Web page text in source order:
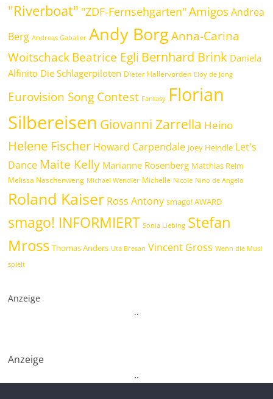
"Riverboat" "ZDF-Fernsehgarten" Amigos Andrea
Berg Andreas Gabalier Andy Borg Anna-Carina
WoitschackBeatrice Egli Bernhard Brink Daniela
Alfinito Die Schlagerpiloten Dieter Hallervorden Eloy de Jong
Eurovision Song Contest Fantasy Florian
Silbereisen Giovanni Zarrella Heino
Helene Fischer Howard Carpendale Joey Heindle Let's
Dance Maite Kelly Marianne Rosenberg Matthias Reim
Melissa Naschenweng Michael Wendler Michelle Nicole Nino de Angelo
Roland Kaiser Ross Antony smago! AWARD
smago! INFORMIERT Sonia Liebing Stefan
Mross Thomas Anders Uta Bresan Vincent Gross Wenn die Musi
spielt
Anzeige
..
Anzeige
..